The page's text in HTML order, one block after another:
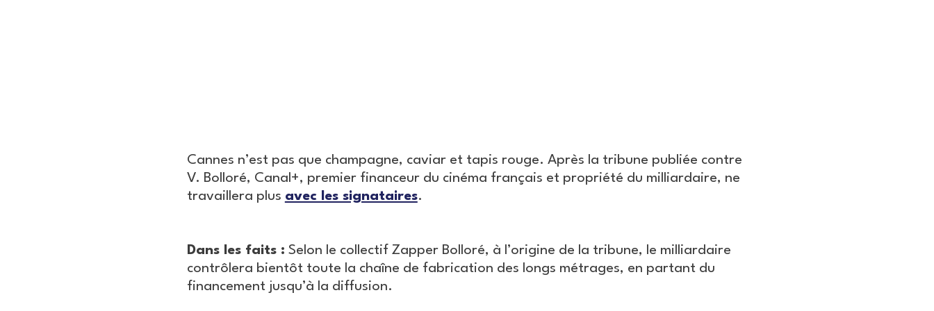
Cannes n’est pas que champagne, caviar et tapis rouge. Après la tribune publiée contre
V. Bolloré, Canal+, premier financeur du cinéma français et propriété du milliardaire, ne
travaillera plus avec les signataires.
Dans les faits : Selon le collectif Zapper Bolloré, à l’origine de la tribune, le milliardaire
contrôlera bientôt toute la chaîne de fabrication des longs métrages, en partant du
financement jusqu’à la diffusion.